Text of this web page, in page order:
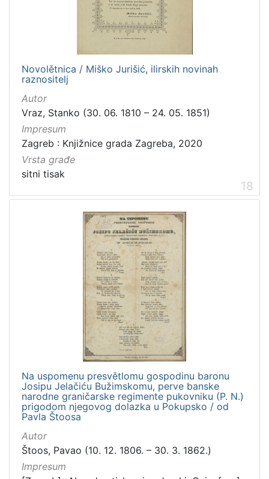
Novolětnica / Miško Jurišić, ilirskih novinah
raznositelj
Autor
Vraz, Stanko (30. 06. 1810 – 24. 05. 1851)
Impresum
Zagreb : Knjižnice grada Zagreba, 2020
Vrsta građe
sitni tisak
18
Na uspomenu presvětlomu gospodinu baronu
Josipu Jelačiću Bužimskomu, perve banske
narodne graničarske regimente pukovniku (P. N.)
prigodom njegovog dolazka u Pokupsko / od
Pavla Štoosa
Autor
Štoos, Pavao (10. 12. 1806. – 30. 3. 1862.)
Impresum